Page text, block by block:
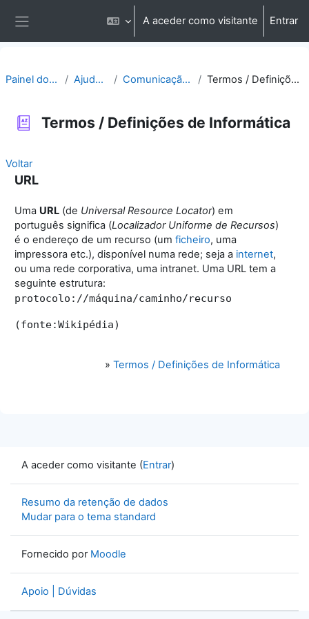
A aceder como visitante Entrar
Painel do utilizador Ajuda | Apoio Comunicação | Questões Termos / Definições de Informática
Termos / Definições de Informática
Voltar
URL
Uma URL(de Universal Resource Locator) em
português significa (Localizador Uniforme de Recursos)
é o endereço de um recurso (um ficheiro, uma
impressora etc.), disponível numa rede; seja a internet,
ou uma rede corporativa, uma intranet. Uma URL tem a
seguinte estrutura:
protocolo://máquina/caminho/recurso
(fonte:Wikipédia)
» Termos / Definições de Informática
A aceder como visitante (Entrar)
Resumo da retenção de dados
Mudar para o tema standard
Fornecido por Moodle
Apoio | Dúvidas